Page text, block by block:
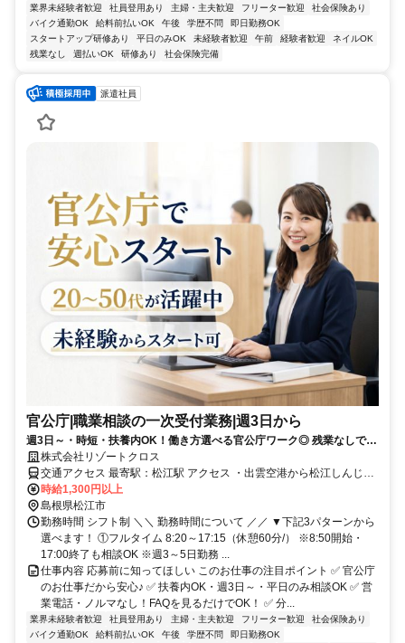
業界未経験者歓迎 社員登用あり 主婦・主夫歓迎 フリーター歓迎
社会保険あり
バイク通勤OK
給料前払いOK 午後 学歴不問
即日勤務OK
スタートアップ研修あり
平日のみOK 未経験者歓迎 午前 経験者歓迎
ネイルOK
残業なし
週払いOK 研修あり 社会保険完備
派遣社員
官公庁|職業相談の一次受付業務|週3日から
週3日～・時短・扶養内OK！働き方選べる官公庁ワーク◎ 残業なしで子
育てとの両立も優しく応援♪履歴書不要で気軽に応募OK！
株式会社リゾートクロス
交通アクセス 最寄駅：松江駅 アクセス ・出雲空港から松江しんじ湖
温泉行きの連絡バスに乗りJR「松江駅」で下車（約35分） ・米子空
港からJR松江駅行きの連絡バスに乗りJR「松江駅」で下車（約45
分） ・JR「松江駅」からソフトビジネスパーク線のバス（2番バス乗
り場）に乗り「ソフトビジネスパーク入口」で下車（約20分）下車徒
歩30秒 ◆バイク・車通勤OK ◆無料駐車場完備 ◆学生の方はタクシ
ー送迎あり
時給1,300円以上
島根県松江市
勤務時間 シフト制 ＼＼ 勤務時間について ／／ ▼下記3パターンから
選べます！ ①フルタイム 8:20～17:15（休憩60分/） ※8:50開始・
17:00終了も相談OK ※週3～5日勤務 ...
仕事内容 応募前に知ってほしい このお仕事の注目ポイント ✅ 官公庁
のお仕事だから安心♪ ✅ 扶養内OK・週3日～・平日のみ相談OK ✅ 営
業電話・ノルマなし！FAQを見るだけでOK！ ✅ 分...
業界未経験者歓迎 社員登用あり 主婦・主夫歓迎 フリーター歓迎
社会保険あり
バイク通勤OK
給料前払いOK 午後 学歴不問
即日勤務OK